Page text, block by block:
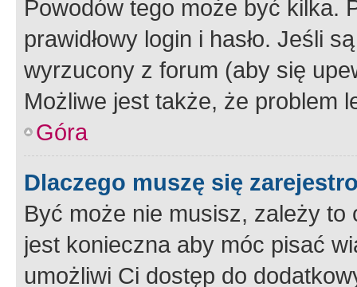
Powodów tego może być kilka.
prawidłowy login i hasło. Jeśli
wyrzucony z forum (aby się
Możliwe jest także, że problem
Góra
Dlaczego muszę się
Być może nie musisz, zależy
jest konieczna aby móc pisać
umożliwi Ci dostęp do